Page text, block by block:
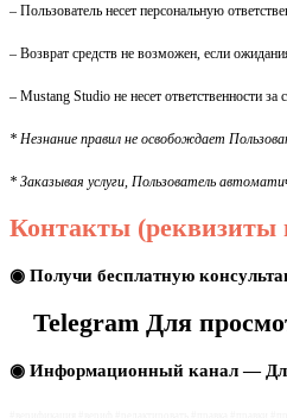
– Пользователь несет персональную
– Возврат средств не возможен, если
– Mustang Studio не несет ответственности
* Незнание правил не освобождает
* Заказывая услуги, Пользователь
Контакты (реквизиты
◉ Пoлyчи бесплатную
Telegram Для
◉ Информационный канал —